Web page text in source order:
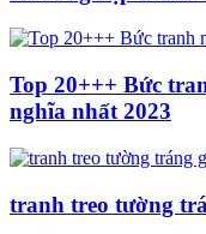
Top 20+++ Bức
nghĩa nhất 2023
tranh treo tường